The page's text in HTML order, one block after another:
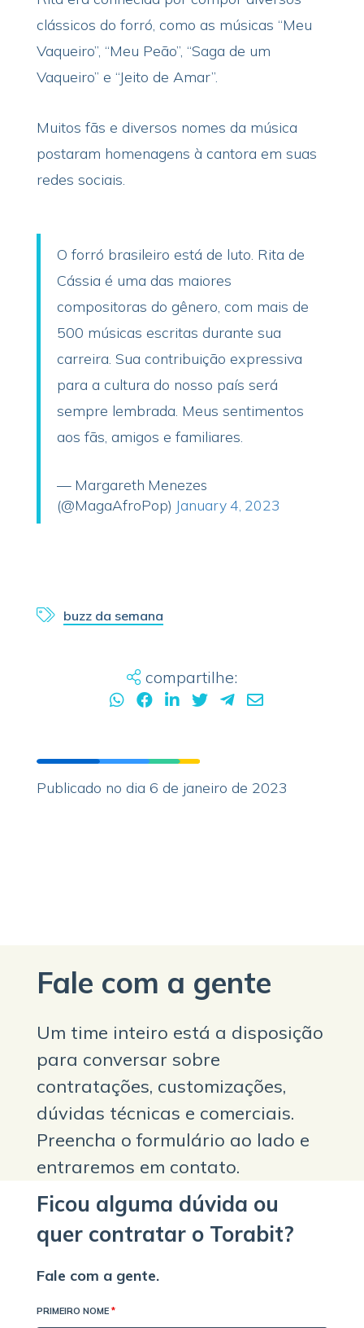
clássicos do forró, como as músicas “Meu
Vaqueiro”, “Meu Peão”, “Saga de um
Vaqueiro” e “Jeito de Amar”.
Muitos fãs e diversos nomes da música
postaram homenagens à cantora em suas
redes sociais.
O forró brasileiro está de luto. Rita de
Cássia é uma das maiores
compositoras do gênero, com mais de
500 músicas escritas durante sua
carreira. Sua contribuição expressiva
para a cultura do nosso país será
sempre lembrada. Meus sentimentos
aos fãs, amigos e familiares.
— Margareth Menezes
(@MagaAfroPop) January 4, 2023
buzz da semana
compartilhe:
Publicado no dia 6 de janeiro de 2023
Fale com a gente
Um time inteiro está a disposição
para conversar sobre
contratações, customizações,
dúvidas técnicas e comerciais.
Preencha o formulário ao lado e
entraremos em contato.
Ficou alguma dúvida ou
quer contratar o Torabit?
Fale com a gente.
PRIMEIRO NOME *